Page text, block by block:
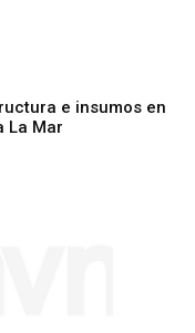
e insumos en
La Mar